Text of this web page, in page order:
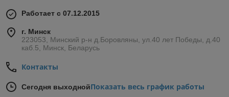
Работает с 07.12.2015
г. Минск
223053, Минский р-н д.Боровляны, ул.40 лет Победы, д.40
каб.5, Минск, Беларусь
Контакты
Сегодня выходнойПоказать весь график работы